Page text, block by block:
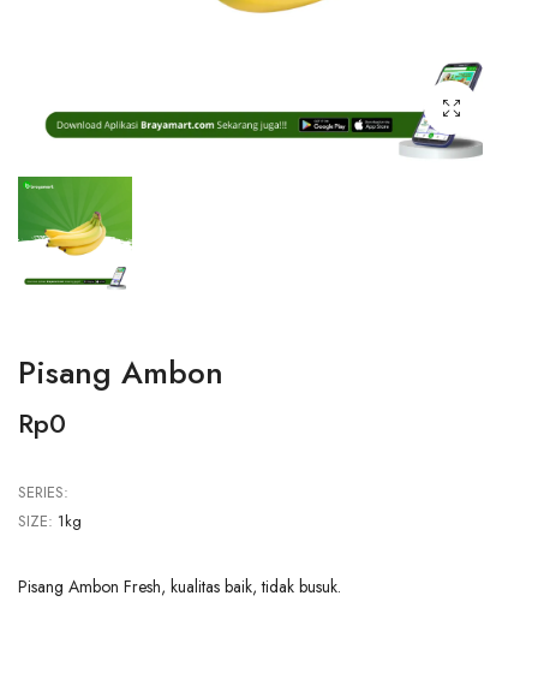
Pisang Ambon
Rp0
SERIES:
SIZE: 1kg
Pisang Ambon Fresh, kualitas baik, tidak busuk.